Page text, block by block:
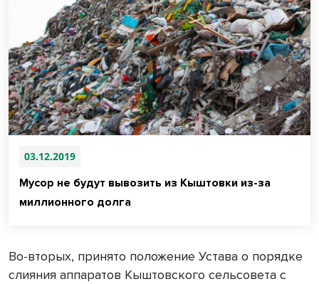
03.12.2019
Мусор не будут вывозить из Кыштовки из-за
миллионного долга
Во-вторых, принято положение Устава о порядке
слияния аппаратов Кыштовского сельсовета с